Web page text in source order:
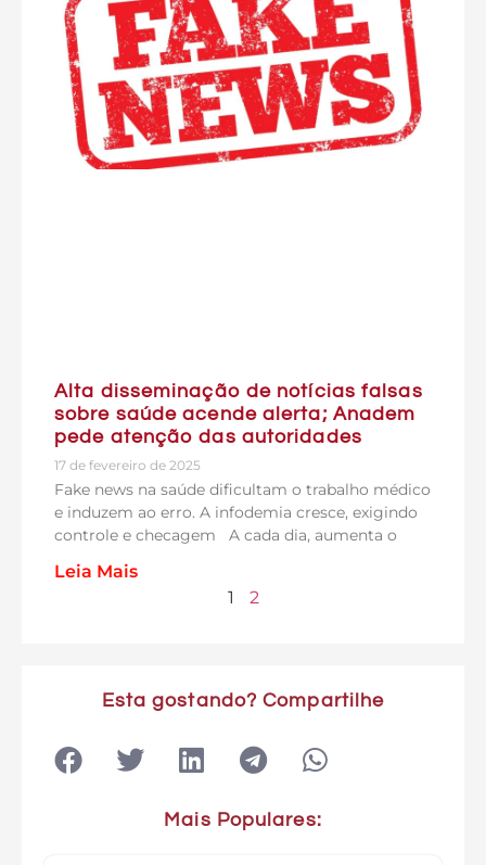
Alta disseminação de notícias falsas
sobre saúde acende alerta; Anadem
pede atenção das autoridades
17 de fevereiro de 2025
Fake news na saúde dificultam o trabalho médico
e induzem ao erro. A infodemia cresce, exigindo
controle e checagem A cada dia, aumenta o
Leia Mais
1
2
Esta gostando? Compartilhe
Mais Populares: